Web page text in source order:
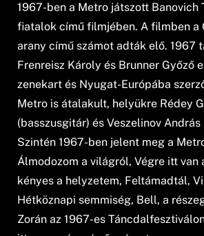
1967-ben a Metro játszott Banovich
fiatalok című filmjében. A filmben a
arany című számot adták elő. 1967
Frenreisz Károly és Brunner Győző
zenekart és Nyugat-Európába
Metro is átalakult, helyükre Rédey
(basszusgitár) és Veszelinov
Szintén 1967-ben jelent meg a
Álmodozom a világról, Végre itt van
kényes a helyzetem, Feltámadtál,
Hétköznapi semmiség, Bell, a
Zorán az 1967-es